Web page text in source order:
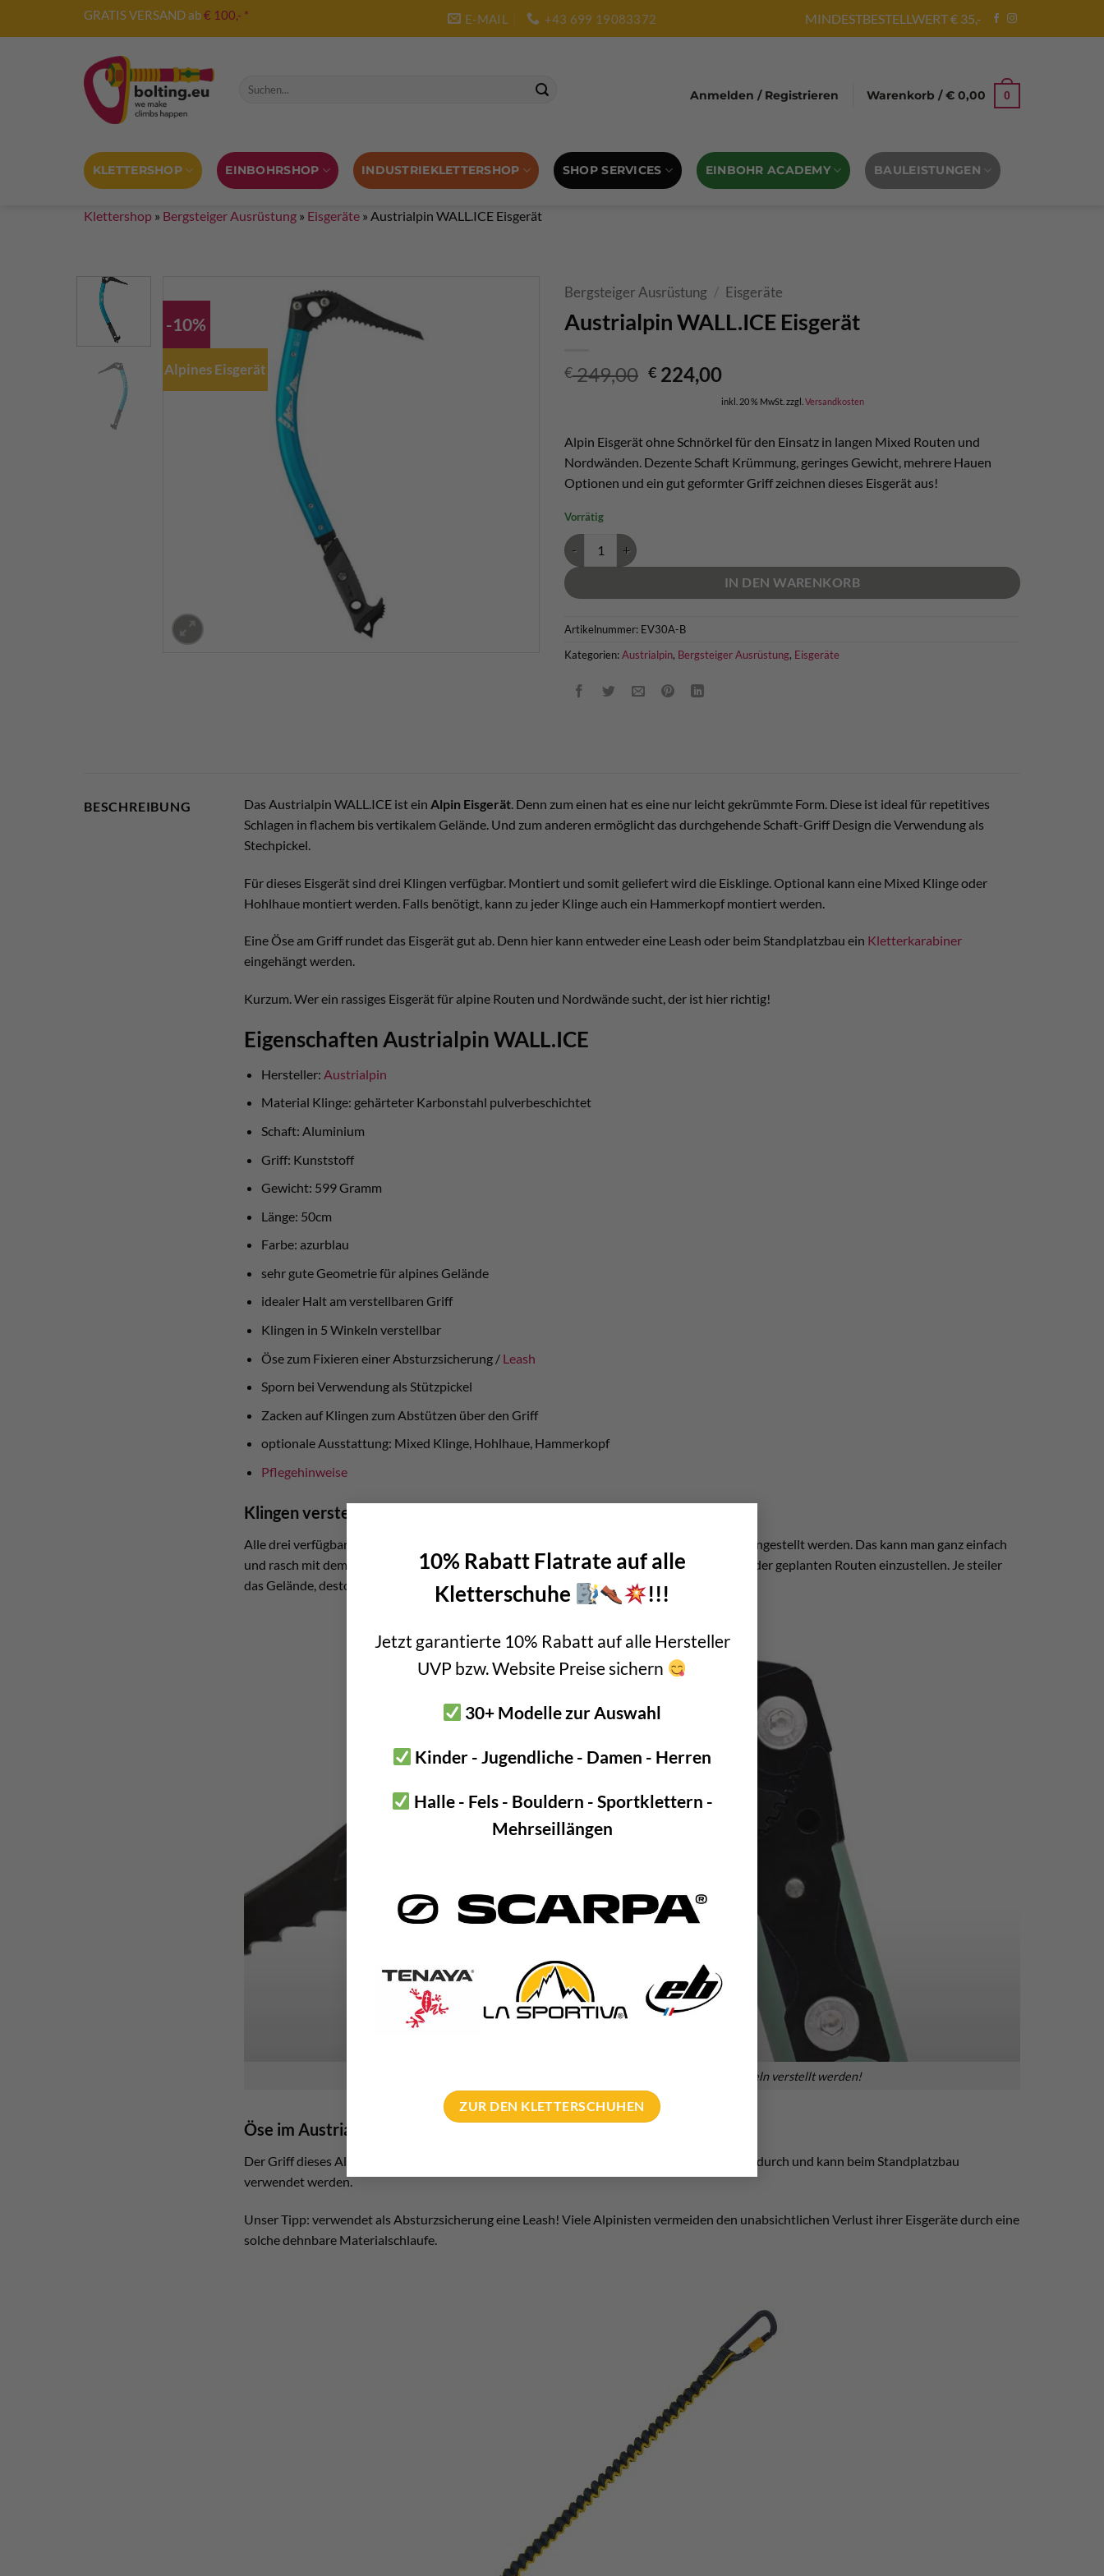
10% Rabatt Flatrate auf alle
Kletterschuhe
!!!
Jetzt garantierte 10% Rabatt auf alle Hersteller
UVP bzw. Website Preise sichern
30+ Modelle zur Auswahl
Kinder - Jugendliche - Damen - Herren
Halle - Fels - Bouldern - Sportklettern -
Mehrseillängen
ZUR DEN KLETTERSCHUHEN
GRATIS VERSAND ab€ 100,- * E-MAIL +43 699 19083372 MINDESTBESTELLWERT € 35,-
Suche nach:
Anmelden / Registrieren Warenkorb /€ 0,00 0
KLETTERSHOP EINBOHRSHOP INDUSTRIEKLETTERSHOP SHOP SERVICES EINBOHR ACADEMY BAULEISTUNGEN
Klettershop » Bergsteiger Ausrüstung » Eisgeräte » Austrialpin WALL.ICE Eisgerät
-10%
Alpines Eisgerät
Bergsteiger Ausrüstung / Eisgeräte
Austrialpin WALL.ICE Eisgerät
€249,00 Ursprünglicher
€ 249,00
€ 224,00Aktueller
Preis
ist:
€ 224,00.
inkl. 20 % MwSt. zzgl. Versandkosten
Alpin Eisgerät ohne Schnörkel für den Einsatz in langen Mixed Routen und
Nordwänden. Dezente Schaft Krümmung, geringes Gewicht, mehrere Hauen
Optionen und ein gut geformter Griff zeichnen dieses Eisgerät aus!
Vorrätig
Austrialpin WALL.ICE Eisgerät Menge
IN DEN WARENKORB
Artikelnummer: EV30A-B
Kategorien:Austrialpin, Bergsteiger Ausrüstung, Eisgeräte
BESCHREIBUNG Das Austrialpin WALL.ICE ist ein Alpin Eisgerät . Denn zum einen hat es eine nur leicht gekrümmte Form. Diese ist ideal für repetitives
Schlagen in flachem bis vertikalem Gelände. Und zum anderen ermöglicht das durchgehende Schaft-Griff Design die Verwendung als
Stechpickel.
Für dieses Eisgerät sind drei Klingen verfügbar. Montiert und somit geliefert wird die Eisklinge. Optional kann eine Mixed Klinge oder
Hohlhaue montiert werden. Falls benötigt, kann zu jeder Klinge auch ein Hammerkopf montiert werden.
Eine Öse am Griff rundet das Eisgerät gut ab. Denn hier kann entweder eine Leash oder beim Standplatzbau ein Kletterkarabiner
eingehängt werden.
Kurzum. Wer ein rassiges Eisgerät für alpine Routen und Nordwände sucht, der ist hier richtig!
Eigenschaften Austrialpin WALL.ICE
Hersteller: Austrialpin
Material Klinge: gehärteter Karbonstahl pulverbeschichtet
Schaft: Aluminium
Griff: Kunststoff
Gewicht: 599 Gramm
Länge: 50cm
Farbe: azurblau
sehr gute Geometrie für alpines Gelände
idealer Halt am verstellbaren Griff
Klingen in 5 Winkeln verstellbar
Öse zum Fixieren einer Absturzsicherung / Leash
Sporn bei Verwendung als Stützpickel
Zacken auf Klingen zum Abstützen über den Griff
optionale Ausstattung: Mixed Klinge, Hohlhaue, Hammerkopf
Pflegehinweise
Klingen verstellbar!
Alle drei verfügbaren Klingen können beim Austrialpin WALL.ICE in jeweils
eingestellt werden. Das kann man ganz einfach
und rasch mit dem mitgelieferten Inbus erledigen. Somit ist es möglich, sich auf die Steilheit der geplanten Routen einzustellen. Je steiler
das Gelände, desto kleiner der Winkel zum Schaft hin!
Jede der drei Klingen für das Austrialpin Wall.Ice kann in fünf Winkeln verstellt werden!
Öse im Austrialpin WALL.ICE Griff
Der Griff dieses Alpin Eisgerät hat eine große Öse. Somit passt auch ein z.B. HMS Karabiner durch und kann beim Standplatzbau
verwendet werden.
Unser Tipp: verwendet als Absturzsicherung eine Leash! Viele Alpinisten vermeiden den unabsichtlichen Verlust ihrer Eisgeräte durch eine
solche dehnbare Materialschlaufe.